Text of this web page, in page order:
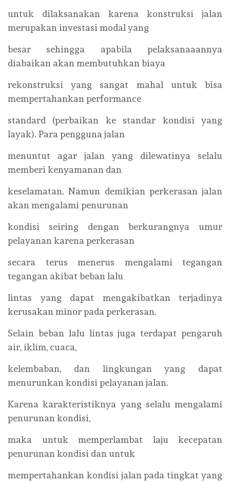
untuk dilaksanakan karena konstruksi jalan
merupakan investasi modal yang
besar sehingga apabila pelaksanaaannya
diabaikan akan membutuhkan biaya
rekonstruksi yang sangat mahal untuk bisa
mempertahankan performance
standard (perbaikan ke standar kondisi yang
layak). Para pengguna jalan
menuntut agar jalan yang dilewatinya selalu
memberi kenyamanan dan
keselamatan. Namun demikian perkerasan jalan
akan mengalami penurunan
kondisi seiring dengan berkurangnya umur
pelayanan karena perkerasan
secara terus menerus mengalami tegangan
tegangan akibat beban lalu
lintas yang dapat mengakibatkan terjadinya
kerusakan minor pada perkerasan.
Selain beban lalu lintas juga terdapat pengaruh
air, iklim, cuaca,
kelembaban, dan lingkungan yang dapat
menurunkan kondisi pelayanan jalan.
Karena karakteristiknya yang selalu mengalami
penurunan kondisi,
maka untuk memperlambat laju kecepatan
penurunan kondisi dan untuk
mempertahankan kondisi jalan pada tingkat yang